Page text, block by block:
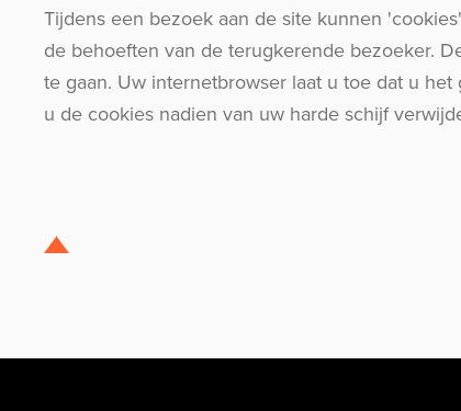
Tijdens een bezoek aan de site kunnen
de behoeften van de terugkerende bezoeker.
te gaan. Uw internetbrowser laat u toe dat u
u de cookies nadien van uw harde schijf